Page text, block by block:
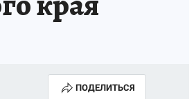
АФИША
ПОДЕЛИТЬСЯ